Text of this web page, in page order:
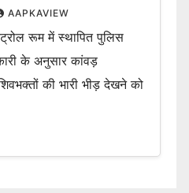
AAPKAVIEW
रूम में स्थापित पुलिस
के अनुसार कांवड़
की भारी भीड़ देखने को